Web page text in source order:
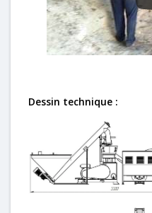
Dessin technique :